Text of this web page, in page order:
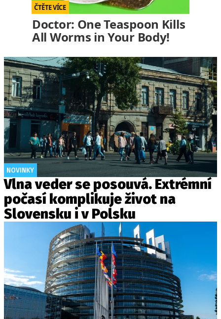
Doctor: One Teaspoon Kills
All Worms in Your Body!
NOVINKY
Vlna veder se posouvá. Extrémní
počasí komplikuje život na
Slovensku i v Polsku